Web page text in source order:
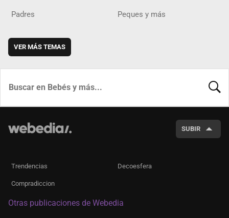
Padres Peques y más
VER MÁS TEMAS
SUBIR
Trendencias Decoesfera
Compradiccion
Otras publicaciones de Webedia